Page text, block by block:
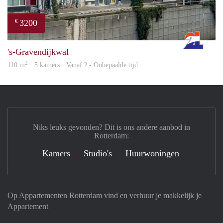
€ 3200
's-Gravendijkwal
110 m2 · 5 kamers · Vanaf ? - Onbepaalde tijd
Op Appartementen Rotterdam vind en verhuur je makkelijk je
Appartement
Niks leuks gevonden? Dit is ons andere aanbod in
Rotterdam:
Kamers Studio's Huurwoningen